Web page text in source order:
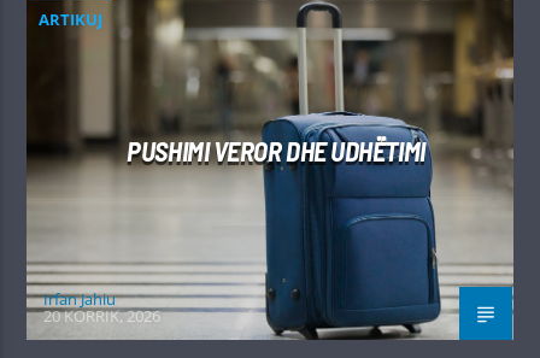
ARTIKUJ
PUSHIMI VEROR DHE UDHËTIMI
Irfan Jahiu
20 KORRIK, 2026